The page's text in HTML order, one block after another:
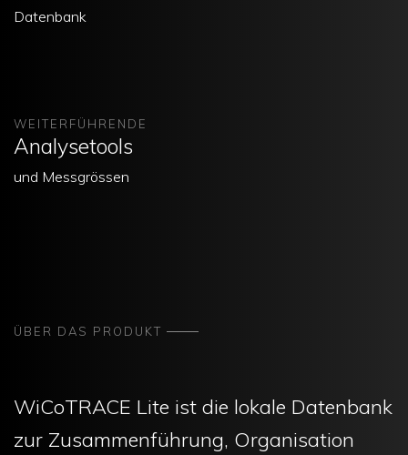
Datenbank
WEITERFÜHRENDE
Analysetools
und Messgrössen
ÜBER DAS PRODUKT
WiCoTRACE Lite ist die lokale Datenbank
zur Zusammenführung, Organisation